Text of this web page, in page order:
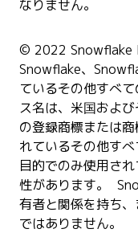
なりません。
© 2022
Snowflake、
ているその他すべ
ス名は、米国およ
の登録商標または
れているその他す
目的でのみ使用さ
性があります。
有者と関係を持ち
ではありません。